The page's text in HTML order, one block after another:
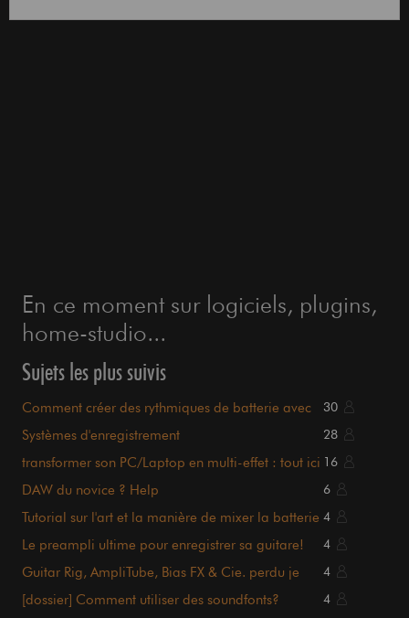
En ce moment sur logiciels, plugins,
home-studio...
Sujets les plus suivis
Comment créer des rythmiques de batterie avec
30
Systèmes d'enregistrement 28
transformer son PC/Laptop en multi-effet : tout ici 16
DAW du novice ? Help 6
Tutorial sur l'art et la manière de mixer la batterie 4
Le preampli ultime pour enregistrer sa guitare! 4
Guitar Rig, AmpliTube, Bias FX & Cie. perdu je
4
[dossier] Comment utiliser des soundfonts? 4